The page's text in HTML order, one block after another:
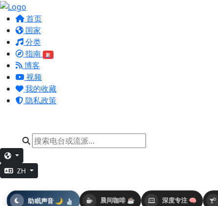
首页
国家
分类
指南
新
博客
视频
我的收藏
隐私政策
ZH
晨间咖啡 ☕ 深度专注 🧠
助眠声音 🌙